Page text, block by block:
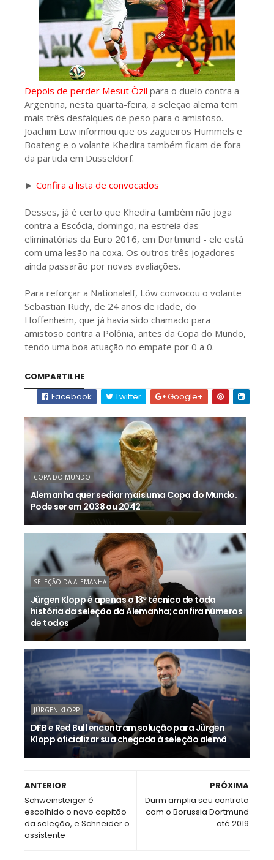
Depois de perder Mesut Özil para o duelo contra a
Argentina, nesta quarta-feira, a seleção alemã tem
mais três desfalques de peso para o amistoso.
Joachim Löw informou que os zagueiros Hummels e
Boateng e o volante Khedira também ficam de fora
da partida em Düsseldorf.
► Confira a lista de convocados
Desses, já é certo que Khedira também não joga
contra a Escócia, domingo, na estreia das
eliminatórias da Euro 2016, em Dortmund - ele está
com uma lesão na coxa. Os outros três jogadores
ainda passarão por novas avaliações.
Para reforçar a Nationalelf, Löw convocou o volante
Sebastian Rudy, de 24 anos de idade, do
Hoffenheim, que já havia sido chamado para
amistoso contra a Polônia, antes da Copa do Mundo,
tendo uma boa atuação no empate por 0 a 0.
COMPARTILHE
Facebook
Twitter Google+
COPA DO MUNDO
Alemanha quer sediar mais uma Copa do Mundo.
Pode ser em 2038 ou 2042
SELEÇÃO DA ALEMANHA
Jürgen Klopp é apenas o 13º técnico de toda
história da seleção da Alemanha; confira números
de todos
JÜRGEN KLOPP
DFB e Red Bull encontram solução para Jürgen
Klopp oficializar sua chegada à seleção alemã
PRÓXIMA
Durm amplia seu contrato
com o Borussia Dortmund
até 2019
ANTERIOR
Schweinsteiger é
escolhido o novo capitão
da seleção, e Schneider o
assistente